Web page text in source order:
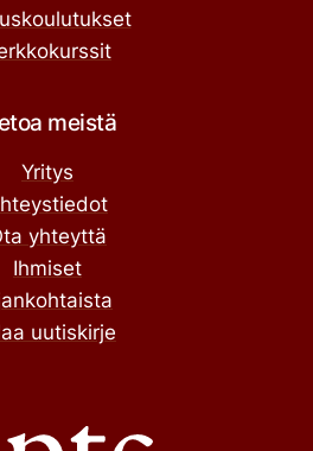
meistä
Yritys
yhteyttä
Ihmiset
uutiskirje